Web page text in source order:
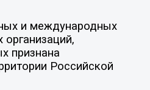
и международных
организаций,
признана
Российской